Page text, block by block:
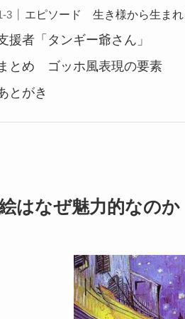
エピソード 生き様から生まれ
援者「タンギー爺さん」
とめ ゴッホ風表現の要素
とがき
はなぜ魅力的なの